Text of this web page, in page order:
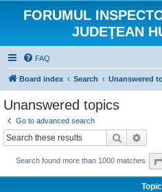
FORUMUL
JUDEŢEAN
FAQ
Board index Search Unanswered
Unanswered topics
Go to advanced search
Search
Search found more than 1000 matches